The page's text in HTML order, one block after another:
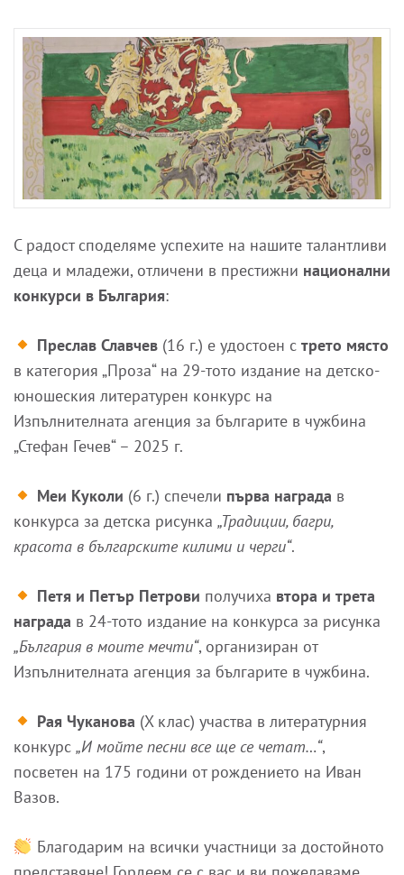
С радост споделяме успехите на нашите талантливи
деца и младежи, отличени в престижни национални
конкурси в България:
Преслав Славчев(16 г.) е удостоен с трето място
в категория „Проза“ на 29-тото издание на детско-
юношеския литературен конкурс на
Изпълнителната агенция за българите в чужбина
„Стефан Гечев“ – 2025 г.
Меи Куколи (6 г.) спечели първа награда в
конкурса за детска рисунка „Традиции, багри,
красота в българските килими и черги“.
Петя и Петър Петрови получиха втора и трета
награда в 24-тото издание на конкурса за рисунка
„България в моите мечти“, организиран от
Изпълнителната агенция за българите в чужбина.
Рая Чуканова (X клас) участва в литературния
конкурс „И мойте песни все ще се четат…“,
посветен на 175 години от рождението на Иван
Вазов.
Благодарим на всички участници за достойното